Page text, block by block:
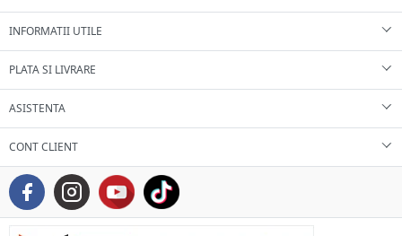
INFORMATII UTILE
PLATA SI LIVRARE
ASISTENTA
CONT CLIENT